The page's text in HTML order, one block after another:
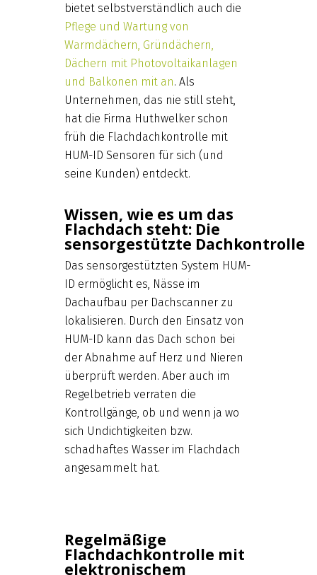
bietet selbstverständlich auch die
Pflege und Wartung von
Warmdächern, Gründächern,
Dächern mit Photovoltaikanlagen
und Balkonen mit an. Als
Unternehmen, das nie still steht,
hat die Firma Huthwelker schon
früh die Flachdachkontrolle mit
HUM-ID Sensoren für sich (und
seine Kunden) entdeckt.
Wissen, wie es um das
Flachdach steht: Die
sensorgestützte Dachkontrolle
Das sensorgestützten System HUM-
ID ermöglicht es, Nässe im
Dachaufbau per Dachscanner zu
lokalisieren. Durch den Einsatz von
HUM-ID kann das Dach schon bei
der Abnahme auf Herz und Nieren
überprüft werden. Aber auch im
Regelbetrieb verraten die
Kontrollgänge, ob und wenn ja wo
sich Undichtigkeiten bzw.
schadhaftes Wasser im Flachdach
angesammelt hat.
Regelmäßige
Flachdachkontrolle mit
elektronischem